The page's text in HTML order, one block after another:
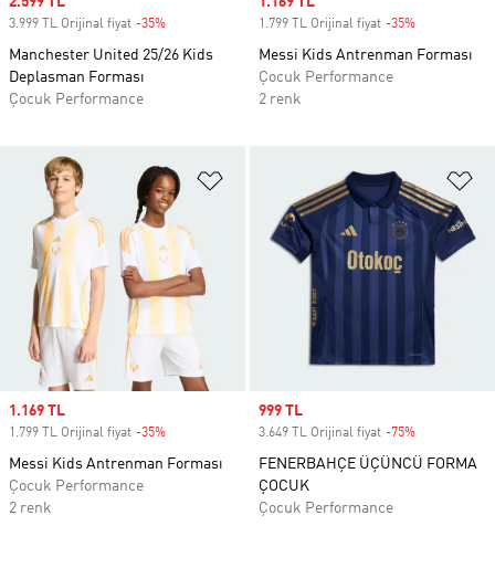
3.999 TL Orijinal fiyat -35%
Manchester United 25/26 Kids
Deplasman Forması
Çocuk Performance
1.799 TL Orijinal fiyat -35%
Messi Kids Antrenman Forması
Çocuk Performance
2 renk
Favori Listesine Ekle
Sale price
1.169 TL
1.799 TL Orijinal fiyat -35%
Messi Kids Antrenman Forması
Çocuk Performance
2 renk
Sale price
999 TL
3.649 TL Orijinal fiyat -75%
FENERBAHÇE ÜÇÜNCÜ FORMA
ÇOCUK
Çocuk Performance